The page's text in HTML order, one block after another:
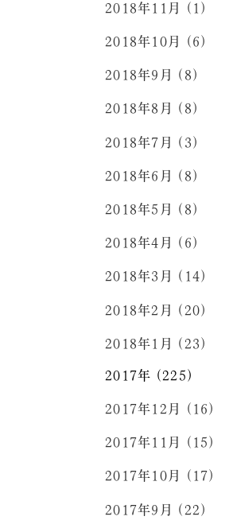
2018年11月 (1)
2018年10月 (6)
2018年9月 (8)
2018年8月 (8)
2018年7月 (3)
2018年6月 (8)
2018年5月 (8)
2018年4月 (6)
2018年3月 (14)
2018年2月 (20)
2018年1月 (23)
2017年 (225)
2017年12月 (16)
2017年11月 (15)
2017年10月 (17)
2017年9月 (22)